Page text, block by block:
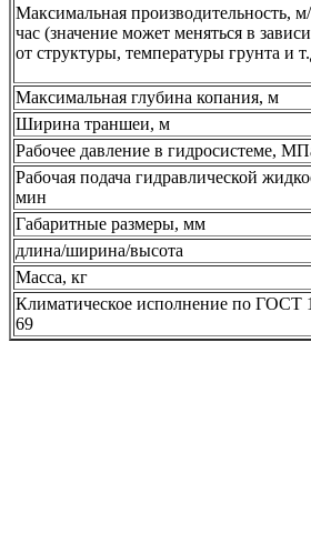
Максимальная производительность, м/
час (значение может меняться в
от структуры, температуры грунта и
Максимальная глубина копания, м
Ширина траншеи, м
Рабочее давление в гидросистеме,
Рабочая подача гидравлической
мин
Габаритные размеры, мм
длина/ширина/высота
Масса, кг
Климатическое исполнение по ГОСТ
69